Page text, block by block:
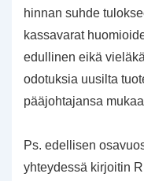
hinnan suhde
kassavarat
edullinen eikä
odotuksia uusilta
pääjohtajansa
Ps. edellisen
yhteydessä kirjoitin